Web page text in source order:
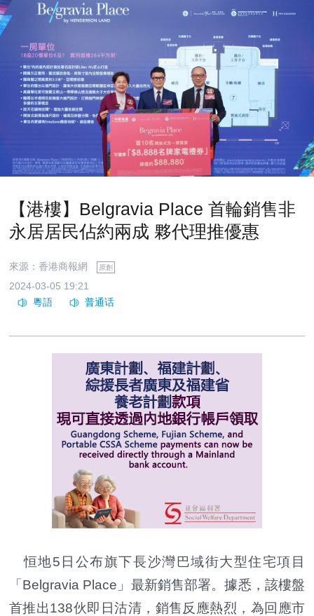
【港樓】Belgravia Place 首輪銷售非
永居居民佔約兩成 夥代理推優惠
來源：香港商報網 原創
2024-03-05 19:21
恒地5日公布旗下長沙灣巴域街大型住宅項目
「Belgravia Place」最新銷售部署。據悉，該樓盤
首推出138伙即日沽清，銷售反應熱烈，為回應市